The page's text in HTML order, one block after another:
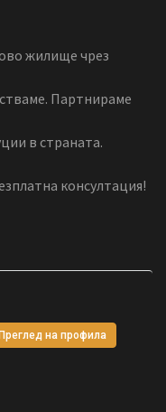
жилище чрез
Партнираме
в страната.
консултация!
Преглед на профила